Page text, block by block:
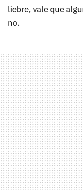
liebre, vale que
no.